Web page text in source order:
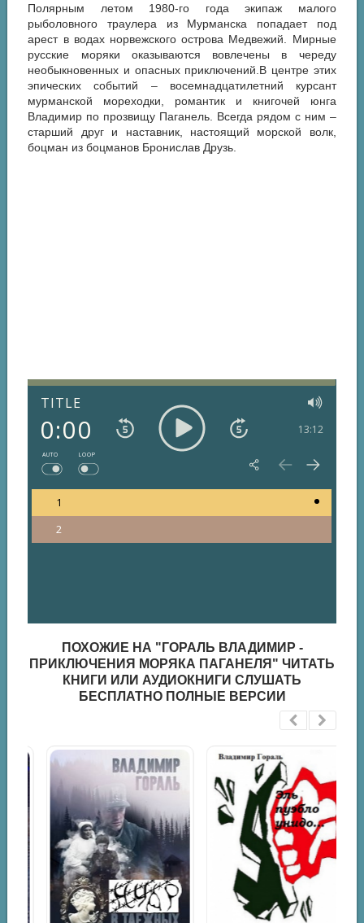
Полярным летом 1980-го года экипаж малого
рыболовного траулера из Мурманска попадает под
арест в водах норвежского острова Медвежий. Мирные
русские моряки оказываются вовлечены в череду
необыкновенных и опасных приключений.В центре этих
эпических событий – восемнадцатилетний курсант
мурманской мореходки, романтик и книгочей юнга
Владимир по прозвищу Паганель. Всегда рядом с ним –
старший друг и наставник, настоящий морской волк,
боцман из боцманов Бронислав Друзь.
TITLE
0:00 13:12
AUTO LOOP
1
2
ПОХОЖИЕ НА "ГОРАЛЬ ВЛАДИМИР -
ПРИКЛЮЧЕНИЯ МОРЯКА ПАГАНЕЛЯ" ЧИТАТЬ
КНИГИ ИЛИ АУДИОКНИГИ СЛУШАТЬ
БЕСПЛАТНО ПОЛНЫЕ ВЕРСИИ